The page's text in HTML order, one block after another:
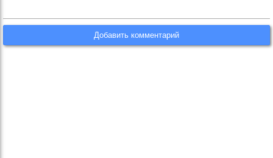
Добавить комментарий